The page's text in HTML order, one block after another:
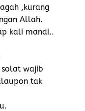
,kurang
Allah.
kali mandi..
solat wajib
tak